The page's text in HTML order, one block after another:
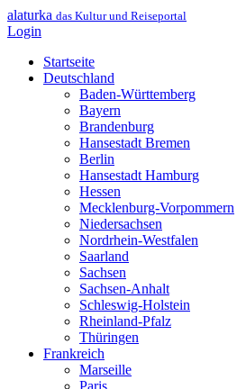
alaturka das Kultur und Reiseportal
Login
Startseite
Deutschland
Baden-Württemberg
Bayern
Brandenburg
Hansestadt Bremen
Berlin
Hansestadt Hamburg
Hessen
Mecklenburg-Vorpommern
Niedersachsen
Nordrhein-Westfalen
Saarland
Sachsen
Sachsen-Anhalt
Schleswig-Holstein
Rheinland-Pfalz
Thüringen
Frankreich
Marseille
Paris